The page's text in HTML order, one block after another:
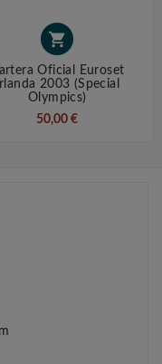

Oficial Euroset
Irlanda 2003 (Special
Olympics)
50,00 €